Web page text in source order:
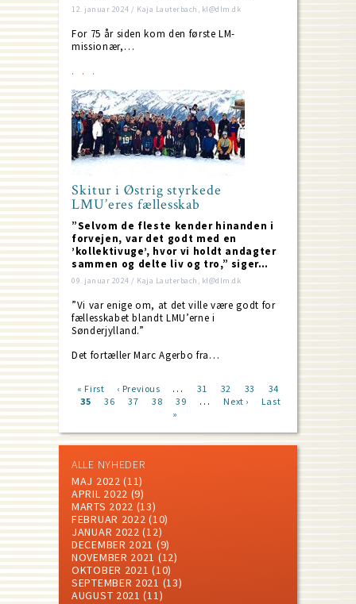
12. januar 2024 / Kaja Lauterbach, kl@dlm.dk
For 75 år siden kom den første LM-
missionær,…
Skitur i Østrig styrkede
LMU’eres fællesskab
”Selvom de fleste kender hinanden i
forvejen, var det godt med en
’kollektivuge’, hvor vi holdt andagter
sammen og delte liv og tro,” siger…
09. januar 2024 / Kaja Lauterbach, kl@dlm.dk
”Vi var enige om, at det ville være godt for
fællesskabet blandt LMU’erne i
Sønderjylland.”
Det fortæller Marc Agerbo fra…
Pagination
First
page
« First
Previous
page
‹ Previous … Page
31 Page
32 Page
33 Page
34
Current
35 Page
36 Page
37 Page
38 Page
39 …
Next
Next ›
Last
Last
»
ALLE NYHEDER
MAJ 2022 (11)
APRIL 2022 (9)
MARTS 2022 (13)
FEBRUAR 2022 (10)
JANUAR 2022 (12)
DECEMBER 2021 (9)
NOVEMBER 2021 (12)
OKTOBER 2021 (10)
SEPTEMBER 2021 (13)
AUGUST 2021 (11)